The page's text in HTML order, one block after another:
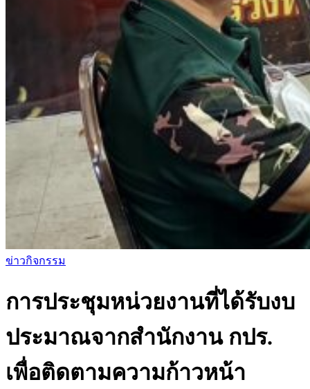
ข่าวกิจกรรม
การประชุมหน่วยงานที่ได้รับงบ
ประมาณจากสำนักงาน กปร.
เพื่อติดตามความก้าวหน้า